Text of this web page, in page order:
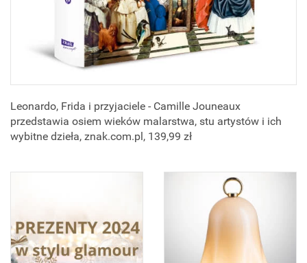
Leonardo, Frida i przyjaciele - Camille Jouneaux
przedstawia osiem wieków malarstwa, stu artystów i ich
wybitne dzieła, znak.com.pl, 139,99 zł